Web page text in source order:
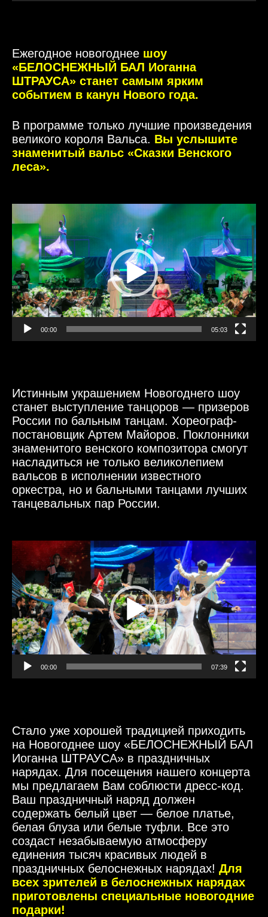
Ежегодное новогоднее шоу
«БЕЛОСНЕЖНЫЙ БАЛ Иоганна
ШТРАУСА» станет самым ярким
событием в канун Нового года.
В программе только лучшие произведения
великого короля Вальса. Вы услышите
знаменитый вальс «Сказки Венского
леса».
Видеоплеер
00:00 05:03
Истинным украшением Новогоднего шоу
станет выступление танцоров — призеров
России по бальным танцам. Хореограф-
постановщик Артем Майоров. Поклонники
знаменитого венского композитора смогут
насладиться не только великолепием
вальсов в исполнении известного
оркестра, но и бальными танцами лучших
танцевальных пар России.
Видеоплеер
00:00 07:39
Стало уже хорошей традицией приходить
на Новогоднее шоу «БЕЛОСНЕЖНЫЙ БАЛ
Иоганна ШТРАУСА» в праздничных
нарядах. Для посещения нашего концерта
мы предлагаем Вам соблюсти дресс-код.
Ваш праздничный наряд должен
содержать белый цвет — белое платье,
белая блуза или белые туфли. Все это
создаст незабываемую атмосферу
единения тысяч красивых людей в
праздничных белоснежных нарядах! Для
всех зрителей в белоснежных нарядах
приготовлены специальные новогодние
подарки!